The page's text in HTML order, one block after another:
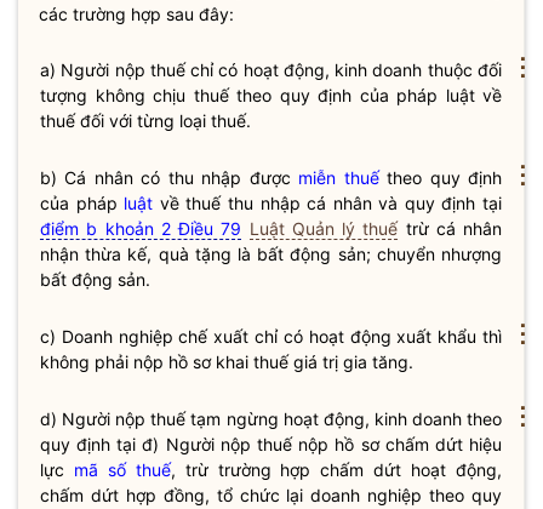
các trường hợp sau đây:
a) Người nộp thuếchỉ có hoạt động, kinh doanh thuộc đối
tượng không chịu thuếtheo quy định của pháp luậtvề
thuếđối với từng loại thuế.
b) Cá nhân có thu nhập được miễn thuếtheo quy định
của pháp luật về thuế thu nhập cá nhân và quy định tại
điểm b khoản 2 Điều 79 Luật Quản lý thuếtrừ cá nhân
nhận thừa kế, quà tặng là bất động sản; chuyển nhượng
bất động sản.
c) Doanh nghiệp chế xuất chỉ có hoạt động xuất khẩu thì
không phải nộp hồ sơ khai thuếgiá trị gia tăng.
d) Người nộp thuế tạm ngừng hoạt động, kinh doanh theo
quy định tại đ) Người nộp thuế nộp hồ sơ chấm dứt hiệu
lực mã số thuế, trừ trường hợp chấm dứt hoạt động,
chấm dứt hợp đồng, tổ chức lại doanh nghiệp theo quy
⋮
⋮
⋮
⋮